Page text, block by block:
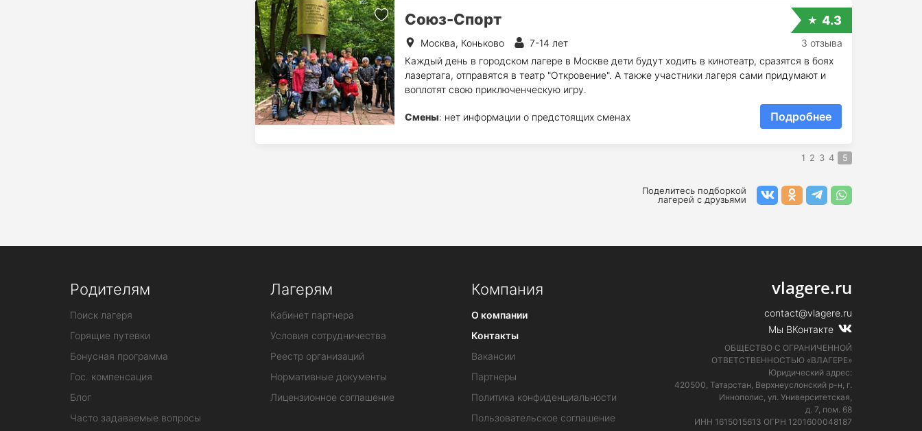
Союз-Спорт
Москва, Коньково
7-14 лет
Каждый день в городском лагере в Москве дети будут ходить в кинотеатр, сразятся в боях
лазертага, отправятся в театр "Откровение". А также участники лагеря сами придумают и
воплотят свою приключенческую игру.
Смены: нет информации о предстоящих сменах Подробнее
4.3
3 отзыва
1 2 3 4 5
Поделитесь подборкой
лагерей с друзьями
Родителям
Поиск лагеря
Горящие путевки
Бонусная программа
Гос. компенсация
Блог
Часто задаваемые вопросы
Лагерям
Кабинет партнера
Условия сотрудничества
Реестр организаций
Нормативные документы
Лицензионное соглашение
Компания
О компании
Контакты
Вакансии
Партнеры
Политика конфиденциальности
Пользовательское соглашение
vlagere.ru
contact@vlagere.ru
Мы ВКонтакте
ОБЩЕСТВО С ОГРАНИЧЕННОЙ
ОТВЕТСТВЕННОСТЬЮ «ВЛАГЕРЕ»
Юридический адрес:
420500, Татарстан, Верхнеуслонский р-н, г.
Иннополис, ул. Университетская,
д. 7, пом. 68
ИНН 1615015613 ОГРН 1201600048187